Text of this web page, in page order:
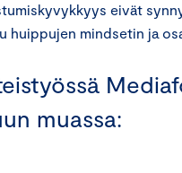
eivät
huippujen mindsetin ja
muassa: